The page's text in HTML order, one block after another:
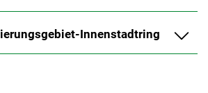
Innenstadtring